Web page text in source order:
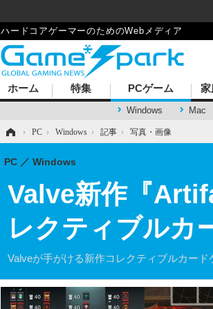
ハードコアゲーマーのためのWebメディア
ホーム 特集 PCゲーム
Windows Mac
家
› PC › Windows › 記事 › 写真・画像
Valve新作『
レクティブルカ
Valveが手がける新作コレクティブルカー
PC Windows